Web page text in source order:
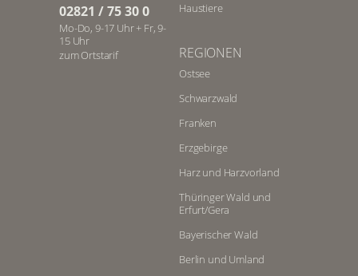
02821 / 75 30 0
Mo-Do, 9-17 Uhr + Fr, 9-
15 Uhr
zum Ortstarif
Haustiere
REGIONEN
Ostsee
Schwarzwald
Franken
Erzgebirge
Harz und Harzvorland
Thüringer Wald und
Erfurt/Gera
Bayerischer Wald
Berlin und Umland